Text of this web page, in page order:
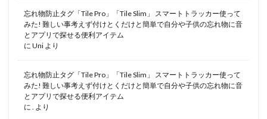
忘れ物防止タグ「Tile Pro」「Tile Slim」 スマートトラッカー使って
みた! 難しい事考えず付けとくだけと簡単で自分や子供の忘れ物に音
とアプリで探せる便利アイテム
に Uni より
忘れ物防止タグ「Tile Pro」「Tile Slim」 スマートトラッカー使って
みた! 難しい事考えず付けとくだけと簡単で自分や子供の忘れ物に音
とアプリで探せる便利アイテム
に
より